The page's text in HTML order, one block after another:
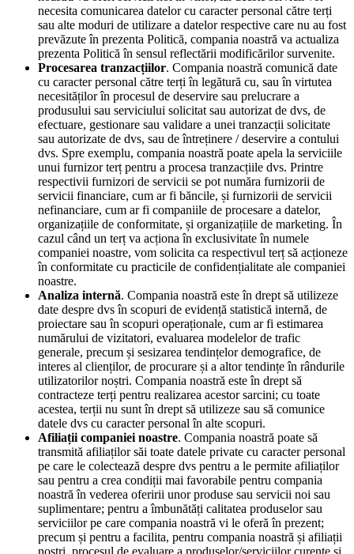
necesita comunicarea datelor cu caracter personal către terți
sau alte moduri de utilizare a datelor respective care nu au fost
prevăzute în prezenta Politică, compania noastră va actualiza
prezenta Politică în sensul reflectării modificărilor survenite.
Procesarea tranzacțiilor. Compania noastră comunică date
cu caracter personal către terți în legătură cu, sau în virtutea
necesităților în procesul de deservire sau prelucrare a
produsului sau serviciului solicitat sau autorizat de dvs, de
efectuare, gestionare sau validare a unei tranzacții solicitate
sau autorizate de dvs, sau de întreținere / deservire a contului
dvs. Spre exemplu, compania noastră poate apela la serviciile
unui furnizor terț pentru a procesa tranzacțiile dvs. Printre
respectivii furnizori de servicii se pot număra furnizorii de
servicii financiare, cum ar fi băncile, și furnizorii de servicii
nefinanciare, cum ar fi companiile de procesare a datelor,
organizațiile de conformitate, și organizațiile de marketing. În
cazul când un terț va acționa în exclusivitate în numele
companiei noastre, vom solicita ca respectivul terț să acționeze
în conformitate cu practicile de confidențialitate ale companiei
noastre.
Analiza internă. Compania noastră este în drept să utilizeze
date despre dvs în scopuri de evidență statistică internă, de
proiectare sau în scopuri operaționale, cum ar fi estimarea
numărului de vizitatori, evaluarea modelelor de trafic
generale, precum și sesizarea tendințelor demografice, de
interes al clienților, de procurare și a altor tendințe în rândurile
utilizatorilor noștri. Compania noastră este în drept să
contracteze terți pentru realizarea acestor sarcini; cu toate
acestea, terții nu sunt în drept să utilizeze sau să comunice
datele dvs cu caracter personal în alte scopuri.
Afiliații companiei noastre. Compania noastră poate să
transmită afiliaților săi toate datele private cu caracter personal
pe care le colectează despre dvs pentru a le permite afiliaților
sau pentru a crea condiții mai favorabile pentru compania
noastră în vederea oferirii unor produse sau servicii noi sau
suplimentare; pentru a îmbunătăți calitatea produselor sau
serviciilor pe care compania noastră vi le oferă în prezent;
precum și pentru a facilita, pentru compania noastră și afiliații
noștri, procesul de evaluare a produselor/serviciilor curente și